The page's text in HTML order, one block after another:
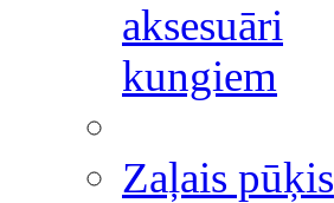
aksesuāri
kungiem
Zaļais pūķis